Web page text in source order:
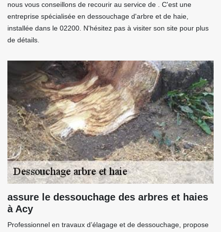
nous vous conseillons de recourir au service de . C'est une
entreprise spécialisée en dessouchage d'arbre et de haie,
installée dans le 02200. N'hésitez pas à visiter son site pour plus
de détails.
assure le dessouchage des arbres et haies
à Acy
Professionnel en travaux d’élagage et de dessouchage, propose